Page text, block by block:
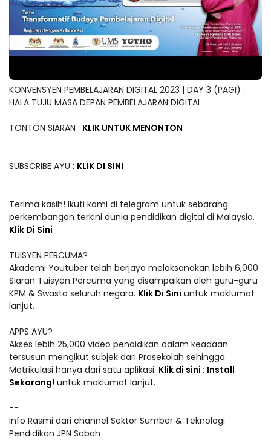
KONVENSYEN PEMBELAJARAN DIGITAL 2023 | DAY 3 (PAGI) :
HALA TUJU MASA DEPAN PEMBELAJARAN DIGITAL
TONTON SIARAN : KLIK UNTUK MENONTON
SUBSCRIBE AYU : KLIK DI SINI
Terima kasih! Ikuti kami di telegram untuk sebarang
perkembangan terkini dunia pendidikan digital di Malaysia.
Klik Di Sini
TUISYEN PERCUMA?
Akademi Youtuber telah berjaya melaksanakan lebih 6,000
Siaran Tuisyen Percuma yang disampaikan oleh guru-guru
KPM & Swasta seluruh negara. Klik Di Sini untuk maklumat
lanjut.
APPS AYU?
Akses lebih 25,000 video pendidikan dalam keadaan
tersusun mengikut subjek dari Prasekolah sehingga
Matrikulasi hanya dari satu aplikasi. Klik di sini : Install
Sekarang! untuk maklumat lanjut.
--
Info Rasmi dari channel Sektor Sumber & Teknologi
Pendidikan JPN Sabah